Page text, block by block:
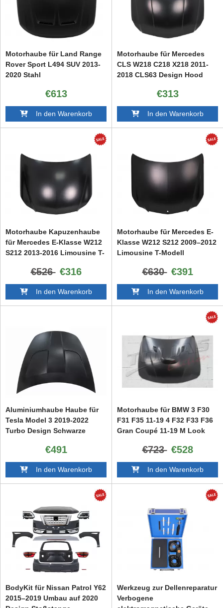
Motorhaube für Land Range
Rover Sport L494 SUV 2013-
2020 Stahl
€613
In den Warenkorb
Motorhaube für Mercedes
CLS W218 C218 X218 2011-
2018 CLS63 Design Hood
€313
In den Warenkorb
Motorhaube Kapuzenhaube
für Mercedes E-Klasse W212
S212 2013-2016 Limousine T-
€526 €316
In den Warenkorb
Motorhaube für Mercedes E-
Klasse W212 S212 2009–2012
Limousine T-Modell
€630 €391
In den Warenkorb
Aluminiumhaube Haube für
Tesla Model 3 2019-2022
Turbo Design Schwarze
€491
In den Warenkorb
Motorhaube für BMW 3 F30
F31 F35 11-19 4 F32 F33 F36
Gran Coupé 11-19 M Look
€723 €528
In den Warenkorb
BodyKit für Nissan Patrol Y62
2015–2019 Umbau auf 2020
Werkzeug zur Dellenreparatur
Verbogene